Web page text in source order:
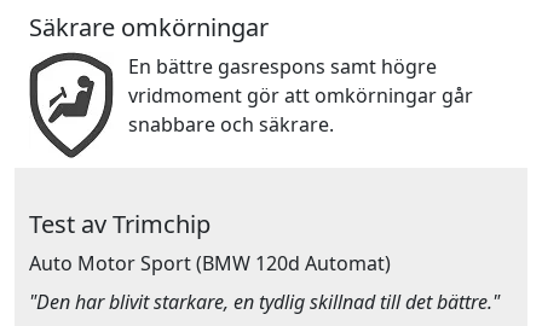
Säkrare omkörningar
En bättre gasrespons samt högre
vridmoment gör att omkörningar går
snabbare och säkrare.
Test av Trimchip
Auto Motor Sport(BMW 120d Automat)
"Den har blivit starkare, en tydlig skillnad till det bättre."